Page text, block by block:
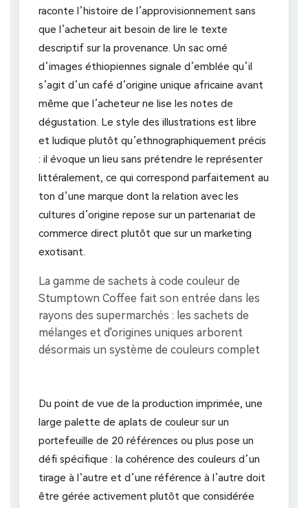
raconte l’histoire de l’approvisionnement sans
que l’acheteur ait besoin de lire le texte
descriptif sur la provenance. Un sac orné
d’images éthiopiennes signale d’emblée qu’il
s’agit d’un café d’origine unique africaine avant
même que l’acheteur ne lise les notes de
dégustation. Le style des illustrations est libre
et ludique plutôt qu’ethnographiquement précis
: il évoque un lieu sans prétendre le représenter
littéralement, ce qui correspond parfaitement au
ton d’une marque dont la relation avec les
cultures d’origine repose sur un partenariat de
commerce direct plutôt que sur un marketing
exotisant.
Du point de vue de la production imprimée, une
large palette de aplats de couleur sur un
portefeuille de 20 références ou plus pose un
défi spécifique : la cohérence des couleurs d’un
tirage à l’autre et d’une référence à l’autre doit
être gérée activement plutôt que considérée